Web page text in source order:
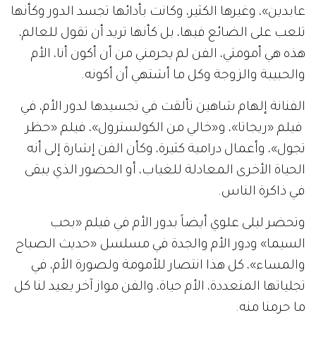
عابدين»، وغيرها الكثير، وكانت بأدائها تجسد الدور وكأنها
تلعب على الضائع فيها، بل كأنها تريد أن تقول للعالم،
هذه هي أمومتي، الفن لم يحرمني من أن أكون أنا، الأم
والحبيبة والزوجة وكل ما أشتهي أن أكونه.
الفنانة إلهام شاهين تألقت في تجسيدها لدور الأم، في
فيلم «ريجاتا»، و«خالي من الكولسترول»، فيلم «حظر
تجول»، وأعمال درامية كثيرة، وكأن الفن إشارة إلى أنه
الحياة الأخرى المعادلة للغياب، أو الحضور الذي يبقى
في ذاكرة الناس.
وتحضر ليلى علوي أيضاً بدور الأم في فيلم «بحب
السيما» ودور الأم والجدة في مسلسل «حديث الصباح
والمساء»، كل هذا انتصار للأمومة ولصورة الأم، في
تجلياتها المتعددة، الأم حياة، والفن مواز آخر يعيد لنا كل
ما حرمنا منه.